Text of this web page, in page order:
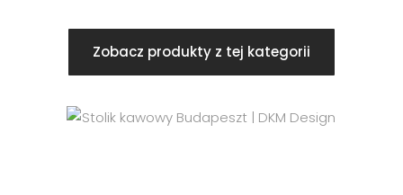
Zobacz produkty z tej kategorii